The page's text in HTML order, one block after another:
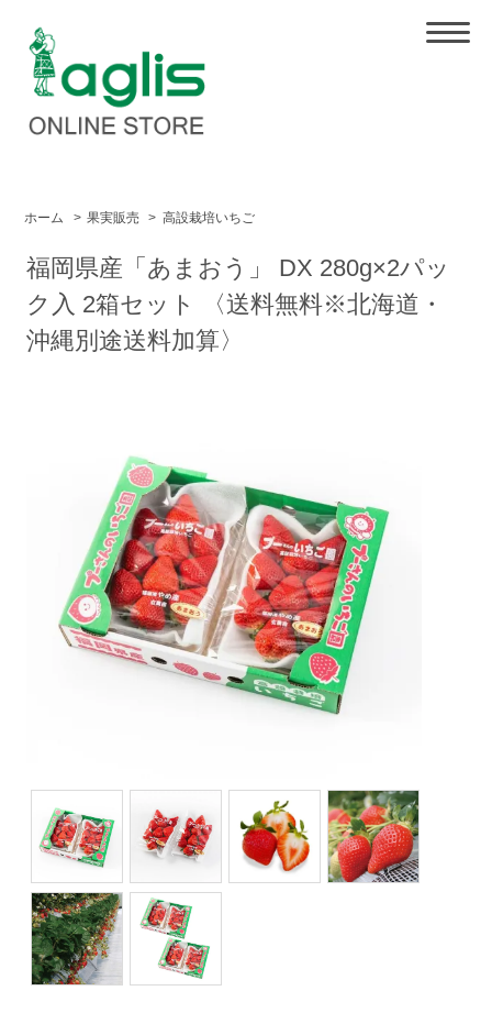
ホーム > 果実販売 > 高設栽培いちご
福岡県産「あまおう」 DX 280g×2パッ
ク入 2箱セット 〈送料無料※北海道・
沖縄別途送料加算〉